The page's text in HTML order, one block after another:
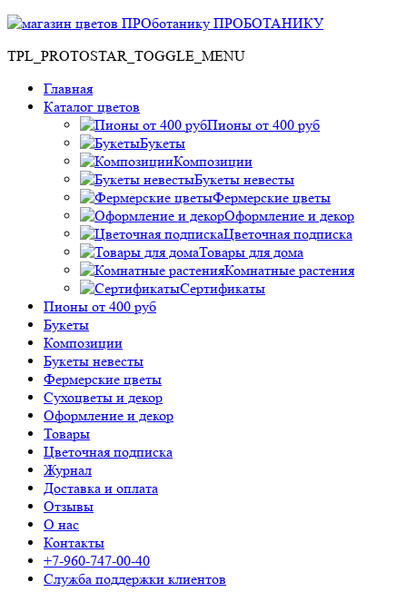
ПРОБОТАНИКУ
TPL_PROTOSTAR_TOGGLE_MENU
Главная
Каталог цветов
Пионы от 400 руб
Букеты
Композиции
Букеты невесты
Фермерские цветы
Оформление и декор
Цветочная подписка
Товары для дома
Комнатные растения
Сертификаты
Пионы от 400 руб
Букеты
Композиции
Букеты невесты
Фермерские цветы
Сухоцветы и декор
Оформление и декор
Товары
Цветочная подписка
Журнал
Доставка и оплата
Отзывы
О нас
Контакты
+7-960-747-00-40
Служба поддержки клиентов